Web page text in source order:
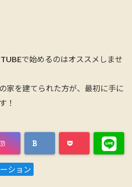
で始めるのはオススメしませ
家を建てられた方が、最初に手に
！
ション